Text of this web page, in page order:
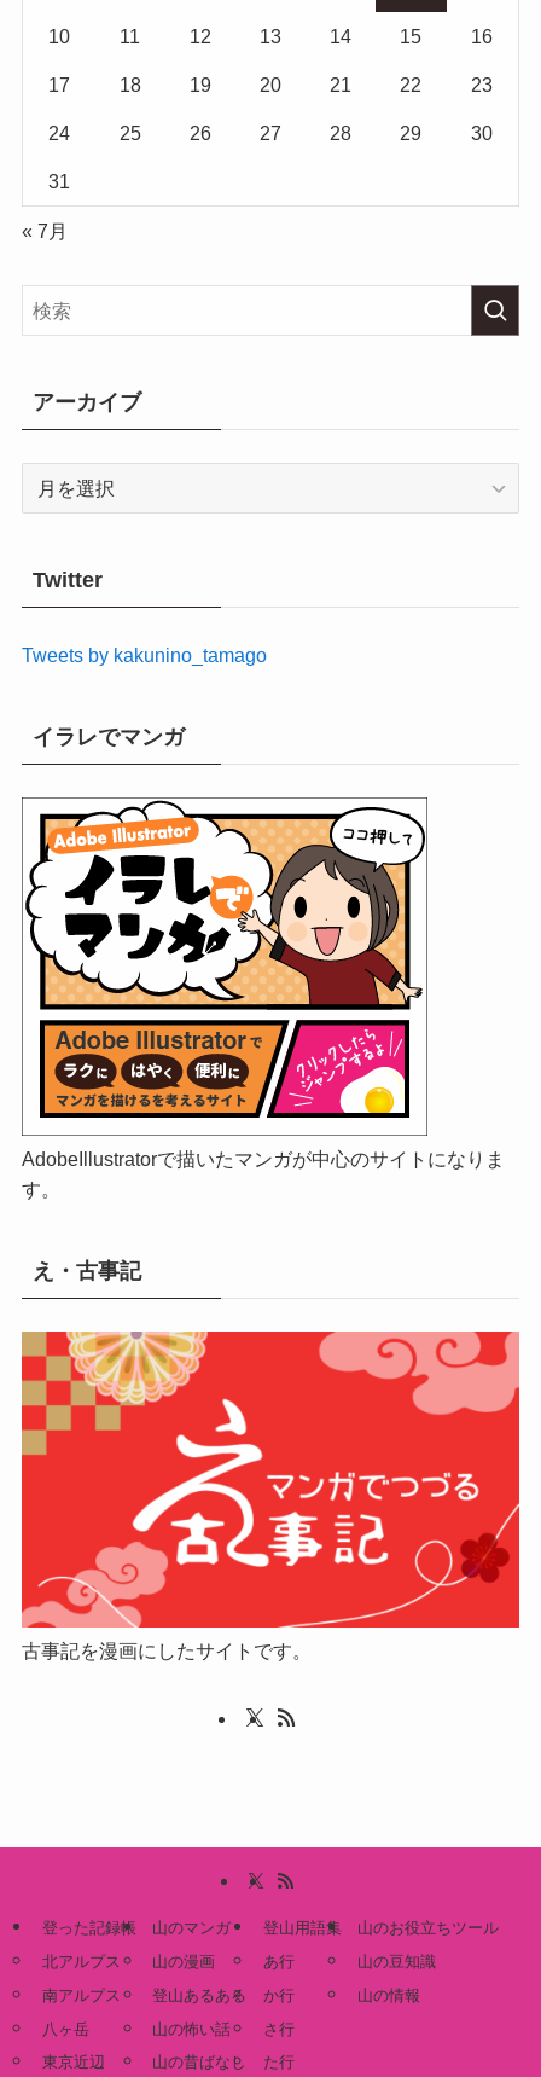
10 11 12 13 14 15 16
17 18 19 20 21 22 23
24 25 26 27 28 29 30
31
« 7月
アーカイブ
Twitter
Tweets by kakunino_tamago
イラレでマンガ
AdobeIllustratorで描いたマンガが中心のサイトになりま
す。
え・古事記
古事記を漫画にしたサイトです。
登った記録帳
北アルプス
南アルプス
八ヶ岳
東京近辺
山のマンガ
山の漫画
登山あるある
山の怖い話
山の昔ばなし
登山用語集
あ行
か行
さ行
た行
山のお役立ちツール
山の豆知識
山の情報